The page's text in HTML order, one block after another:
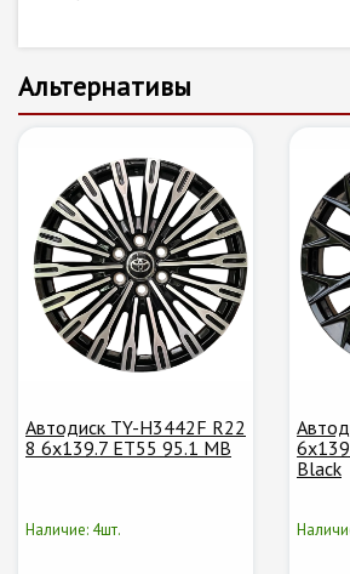
Альтернативы
Автодиск TY-H3442F R22
8 6x139.7 ET55 95.1 MB
Наличие: 4шт.
Black